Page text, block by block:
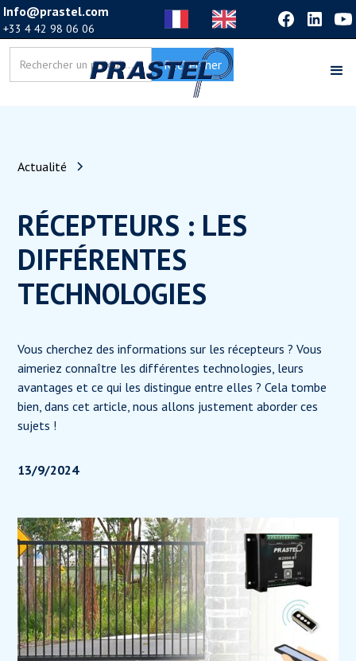
Info@prastel.com
+33 4 42 98 06 06
Actualité
RÉCEPTEURS : LES
DIFFÉRENTES
TECHNOLOGIES
Vous cherchez des informations sur les récepteurs ? Vous
aimeriez connaître les différentes technologies, leurs
avantages et ce qui les distingue entre elles ? Cela tombe
bien, dans cet article, nous allons justement aborder ces
sujets !
13/9/2024